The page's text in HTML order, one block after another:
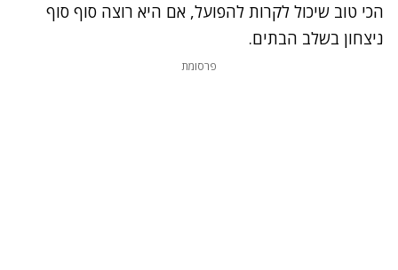
הכי טוב שיכול לקרות להפועל, אם היא רוצה סוף סוף
ניצחון בשלב הבתים.
פרסומת